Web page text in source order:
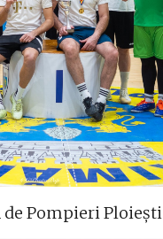
Pompieri Ploiești